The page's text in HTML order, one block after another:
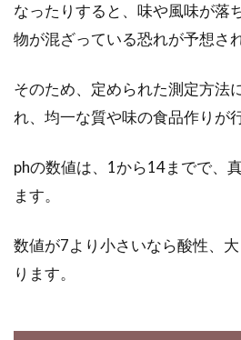
家庭菜園を毎年楽
管理は大変ですよ
広さや大き
販で買いやすく
なったりすると、味や風味が落
物が混ざっている恐れが予想さ
そのため、定められた測定方法
れ、均一な質や味の食品作りが
phの数値は、1から14までで、
ます。
数値が7より小さいなら酸性、
ります。